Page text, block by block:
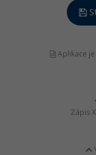
Aplikace je
Zápis